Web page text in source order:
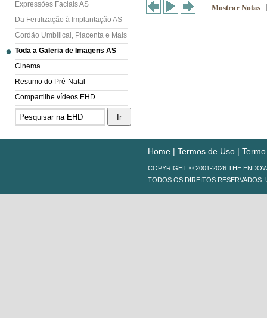
Expressões Faciais AS
Da Fertilização à Implantação AS
Cordão Umbilical, Placenta e Mais AS
Toda a Galeria de Imagens AS
Cinema
Resumo do Pré-Natal
Compartilhe vídeos EHD
Mostrar Notas |
Home | Termos de Uso |
COPYRIGHT © 2001-2026 THE
TODOS OS DIREITOS